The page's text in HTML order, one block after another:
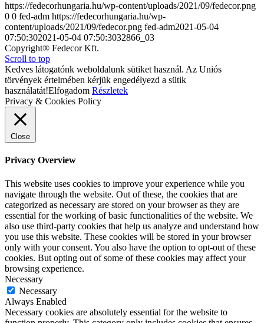
https://fedecorhungaria.hu/wp-content/uploads/2021/09/fedecor.png
0 0 fed-adm https://fedecorhungaria.hu/wp-
content/uploads/2021/09/fedecor.png fed-adm2021-05-04
07:50:302021-05-04 07:50:3032866_03
Copyright® Fedecor Kft.
Scroll to top
Kedves látogatónk weboldalunk sütiket használ. Az Uniós
törvények értelmében kérjük engedélyezd a sütik
használatát!Elfogadom Részletek
Privacy & Cookies Policy
Close
Privacy Overview
This website uses cookies to improve your experience while you
navigate through the website. Out of these, the cookies that are
categorized as necessary are stored on your browser as they are
essential for the working of basic functionalities of the website. We
also use third-party cookies that help us analyze and understand how
you use this website. These cookies will be stored in your browser
only with your consent. You also have the option to opt-out of these
cookies. But opting out of some of these cookies may affect your
browsing experience.
Necessary
Necessary
Always Enabled
Necessary cookies are absolutely essential for the website to